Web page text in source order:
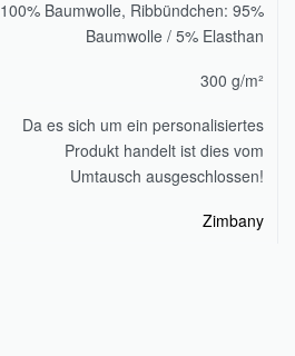
100% Baumwolle, Ribbündchen: 95%
Baumwolle / 5% Elasthan
300 g/m²
Da es sich um ein personalisiertes
Produkt handelt ist dies vom
Umtausch ausgeschlossen!
Zimbany